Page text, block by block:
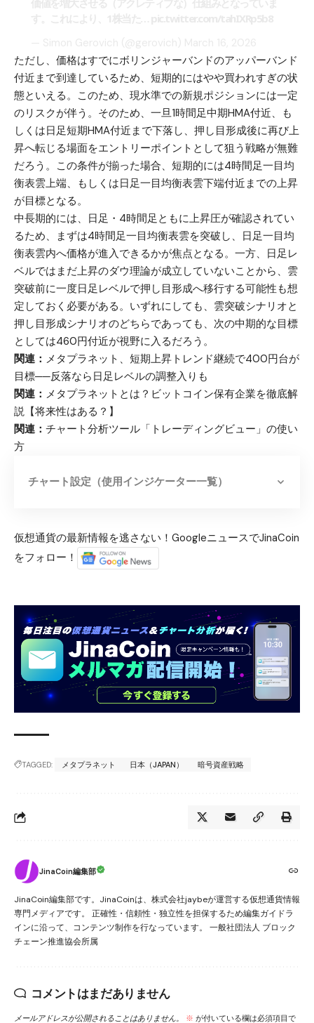
ただし、価格はすでにボリンジャーバンドのアッパーバンド
付近まで到達しているため、短期的にはやや買われすぎの状
態といえる。このため、現水準での新規ポジションには一定
のリスクが伴う。そのため、一旦1時間足中期HMA付近、も
しくは日足短期HMA付近まで下落し、押し目形成後に再び上
昇へ転じる場面をエントリーポイントとして狙う戦略が無難
だろう。この条件が揃った場合、短期的には4時間足一目均
衡表雲上端、もしくは日足一目均衡表雲下端付近までの上昇
が目標となる。
中長期的には、日足・4時間足ともに上昇圧が確認されてい
るため、まずは4時間足一目均衡表雲を突破し、日足一目均
衡表雲内へ価格が進入できるかが焦点となる。一方、日足レ
ベルではまだ上昇のダウ理論が成立していないことから、雲
突破前に一度日足レベルで押し目形成へ移行する可能性も想
定しておく必要がある。いずれにしても、雲突破シナリオと
押し目形成シナリオのどちらであっても、次の中期的な目標
としては460円付近が視野に入るだろう。
関連： メタプラネット、短期上昇トレンド継続で400円台が
目標──反落なら日足レベルの調整入りも
関連： メタプラネットとは？ビットコイン保有企業を徹底解
説【将来性はある？】
関連： チャート分析ツール「トレーディングビュー」の使い
方
チャート設定（使用インジケーター一覧）
仮想通貨の最新情報を逃さない！GoogleニュースでJinaCoin
をフォロー！
TAGGED: メタプラネット 日本（JAPAN） 暗号資産戦略
JinaCoin編集部
JinaCoin編集部です。JinaCoinは、株式会社jaybeが運営する仮想通貨情報
専門メディアです。 正確性・信頼性・独立性を担保するため編集ガイドラ
インに沿って、コンテンツ制作を行なっています。 一般社団法人 ブロック
チェーン推進協会所属
コメントはまだありません
メールアドレスが公開されることはありません。 ※ が付いている欄は必須項目で